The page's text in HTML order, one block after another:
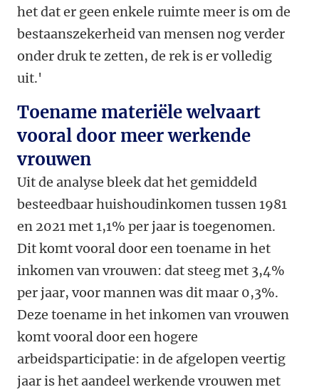
het dat er geen enkele ruimte meer is om de
bestaanszekerheid van mensen nog verder
onder druk te zetten, de rek is er volledig
uit.'
Toename materiële welvaart
vooral door meer werkende
vrouwen
Uit de analyse bleek dat het gemiddeld
besteedbaar huishoudinkomen tussen 1981
en 2021 met 1,1% per jaar is toegenomen.
Dit komt vooral door een toename in het
inkomen van vrouwen: dat steeg met 3,4%
per jaar, voor mannen was dit maar 0,3%.
Deze toename in het inkomen van vrouwen
komt vooral door een hogere
arbeidsparticipatie: in de afgelopen veertig
jaar is het aandeel werkende vrouwen met